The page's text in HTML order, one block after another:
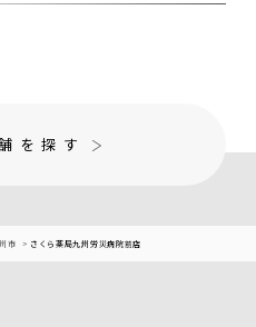
を探す
市 さくら薬局九州労災病院前店